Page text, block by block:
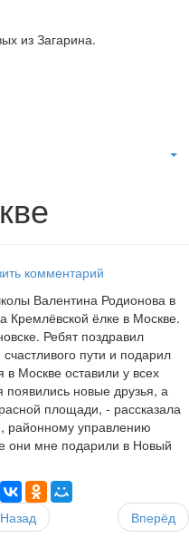
из Загарина.
комментарий
Валентина Родионова в
Кремлёвской ёлке в Москве.
Ребят поздравил
пути и подарил
Москве оставили у всех
новые друзья, а
площади, - рассказала
районному управлению
они мне подарили в Новый
Назад Вперёд